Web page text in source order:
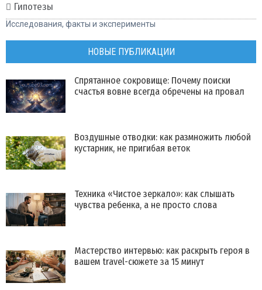
Гипотезы
Исследования, факты и эксперименты
НОВЫЕ ПУБЛИКАЦИИ
Спрятанное сокровище: Почему поиски
счастья вовне всегда обречены на провал
Воздушные отводки: как размножить любой
кустарник, не пригибая веток
Техника «Чистое зеркало»: как слышать
чувства ребенка, а не просто слова
Мастерство интервью: как раскрыть героя в
вашем travel-сюжете за 15 минут